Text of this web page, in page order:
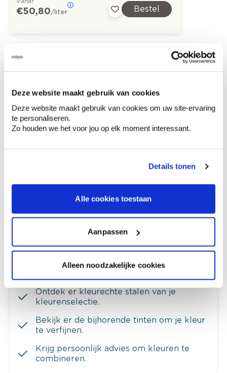
Deze website maakt gebruik van cookies
Deze website maakt gebruik van cookies om uw site-ervaring
te personaliseren.
Zo houden we het voor jou op elk moment interessant.
Details tonen
Alle cookies toestaan
Aanpassen
Alleen noodzakelijke cookies
€ 50,80/liter Bestel
Ontdek meer inspiratiebeelden voor:
Krijg kleuradvies op basis van de lichtinval
van je muren.
Bekijk je kleur in de winkel
Ontdek er kleurechte stalen van je
kleurenselectie.
Bekijk er de bijhorende tinten om je kleur
te verfijnen.
Krijg persoonlijk advies om kleuren te
combineren.